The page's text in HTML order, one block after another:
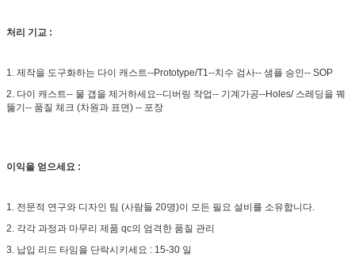
처리 기교 :
1. 제작을 도구화하는 다이 캐스트--Prototype/T1--치수 검사-- 샘플 승인-- SOP
2. 다이 캐스트-- 물 갭을 제거하세요--디버링 작업-- 기계가공--Holes/ 스레딩을 꿰
뚫기-- 품질 체크 (차원과 표면) -- 포장
이익을 얻으세요 :
1. 전문적 연구와 디자인 팀 (사람들 20명)이 모든 필요 설비를 소유합니다.
2. 각각 과정과 마무리 제품 qc의 엄격한 품질 관리
3. 납입 리드 타임을 단락시키세요 : 15-30 일